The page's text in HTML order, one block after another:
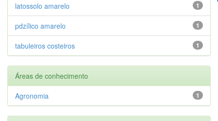
1
latossolo amarelo
1
pdzílico amarelo
1
tabuleiros costeiros
Áreas de conhecimento
1
Agronomia